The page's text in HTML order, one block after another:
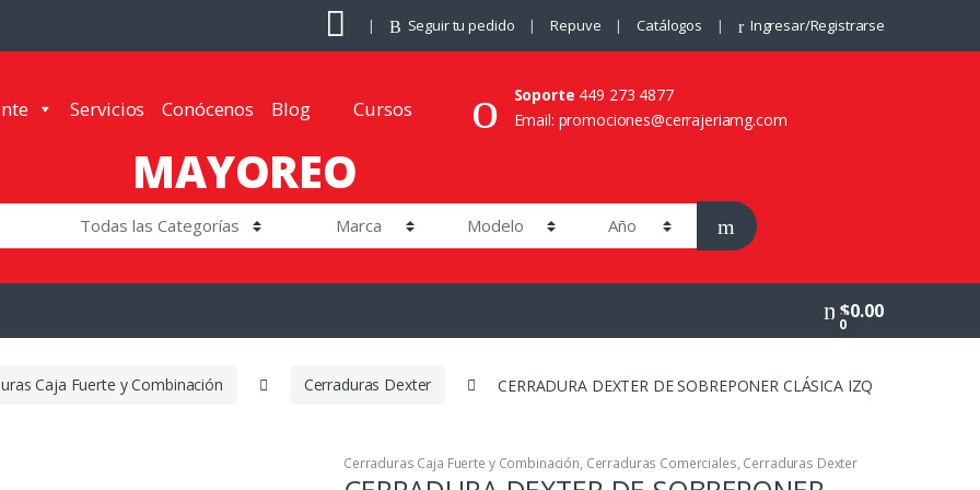
Seguir tu pedido Repuve Catálogos Ingresar/Registrarse
Servicios Conócenos Blog Cursos
Soporte 449 273 4877
Email: promociones@cerrajeriamg.com
MAYOREO
0
$0.00
Caja Fuerte y Combinación Cerraduras Dexter
CERRADURA DEXTER DE SOBREPONER CLÁSICA IZQ
Cerraduras Caja Fuerte y Combinación, Cerraduras Comerciales, Cerraduras Dexter